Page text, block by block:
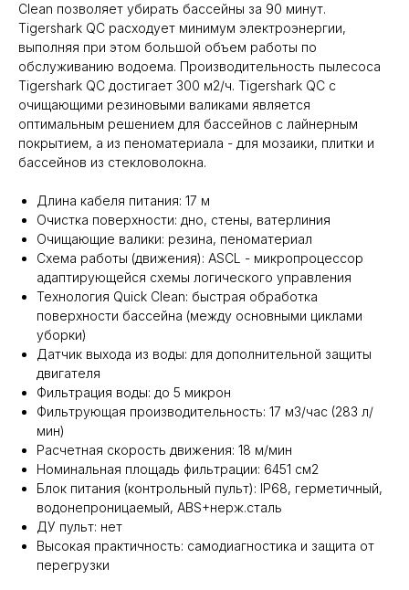
Clean позволяет убирать бассейны за 90 минут.
Tigershark QC расходует минимум электроэнергии,
выполняя при этом большой объем работы по
обслуживанию водоема. Производительность пылесоса
Tigershark QC достигает 300 м2/ч. Tigershark QC с
очищающими резиновыми валиками является
оптимальным решением для бассейнов с лайнерным
покрытием, а из пеноматериала - для мозаики, плитки и
бассейнов из стекловолокна.
Длина кабеля питания: 17 м
Очистка поверхности: дно, стены, ватерлиния
Очищающие валики: резина, пеноматериал
Схема работы (движения): ASCL - микропроцессор
адаптирующейся схемы логического управления
Технология Quick Clean: быстрая обработка
поверхности бассейна (между основными циклами
уборки)
Датчик выхода из воды: для дополнительной защиты
двигателя
Фильтрация воды: до 5 микрон
Фильтрующая производительность: 17 м3/час (283 л/
мин)
Расчетная скорость движения: 18 м/мин
Номинальная площадь фильтрации: 6451 см2
Блок питания (контрольный пульт): IP68, герметичный,
водонепроницаемый, ABS+нерж.сталь
ДУ пульт: нет
Высокая практичность: самодиагностика и защита от
перегрузки